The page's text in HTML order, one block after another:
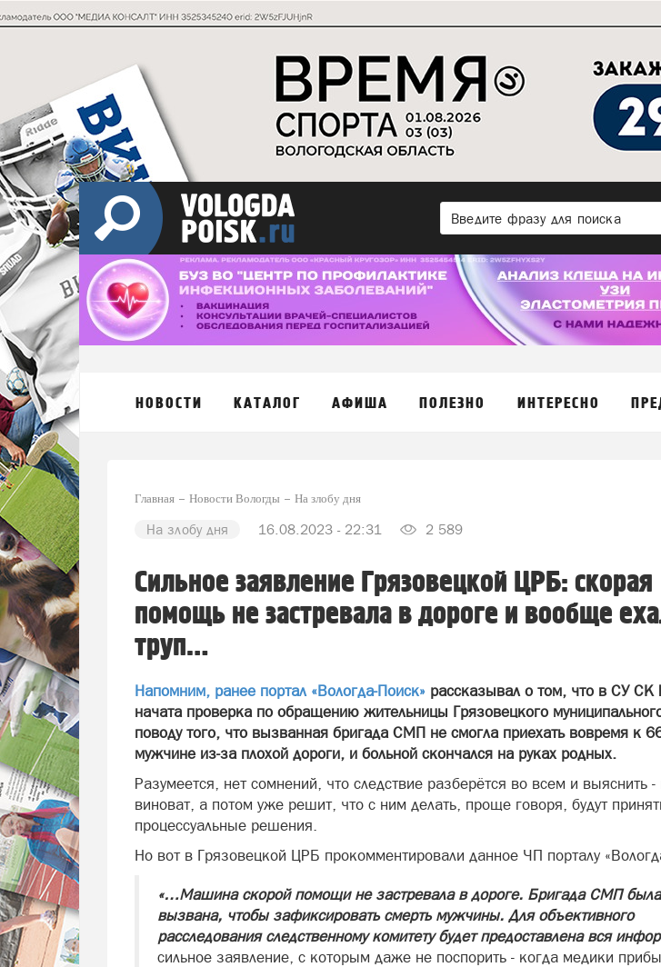
НОВОСТИ КАТАЛОГ АФИША ПОЛЕЗНО ИНТЕРЕСНО
Главная Новости Вологды На злобу дня
На злобу дня 16.08.2023 - 22:31 2 589
Сильное заявление Грязовецкой ЦРБ: скорая
помощь не застревала в дороге и вообще
труп…
Напомним, ранее портал «Вологда-Поиск» рассказывал о том, что в СУ
начата проверка по обращению жительницы Грязовецкого
поводу того, что вызванная бригада СМП не смогла приехать вовремя к
мужчине из-за плохой дороги, и больной скончался на руках родных.
Разумеется, нет сомнений, что следствие разберётся во всем и выяснить -
виноват, а потом уже решит, что с ним делать, проще говоря, будут
процессуальные решения.
Но вот в Грязовецкой ЦРБ прокомментировали данное ЧП порталу
«…Машина скорой помощи не застревала в дороге. Бригада СМП была
вызвана, чтобы зафиксировать смерть мужчины. Для объективного
расследования следственному комитету будет предоставлена вся
сильное заявление, с которым даже не поспорить - когда медики